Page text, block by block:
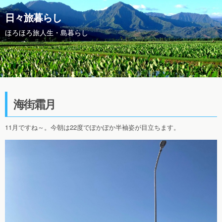
日々旅暮らし
ほろほろ旅人生・島暮らし
海街霜月
11月ですね～。今朝は22度でぽかぽか半袖姿が目立ちます。